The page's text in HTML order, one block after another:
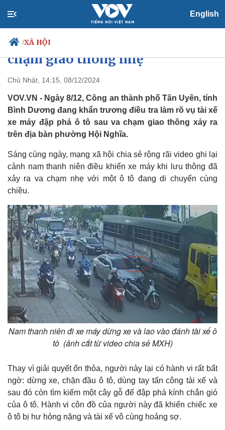
English
/XÃ HỘI
Chính trị
Đảng
Tổ chức nhân sự
Quốc hội
Nhận diện sự thật
Xã hội
Tin 24h
Dự báo thời tiết
Giáo dục
Việc làm
Biển đảo
Multimedia
Tài xế xe máy ở Bình Dương
hành hung, đập phá ô tô sau va
chạm giao thông nhẹ
Chủ Nhật, 14:15, 08/12/2024
VOV.VN - Ngày 8/12, Công an thành phố Tân Uyên, tỉnh
Bình Dương đang khẩn trương điều tra làm rõ vụ tài xế
xe máy đập phá ô tô sau va chạm giao thông xảy ra
trên địa bàn phường Hội Nghĩa.
Sáng cùng ngày, mạng xã hội chia sẻ rộng rãi video ghi lại
cảnh nam thanh niên điều khiển xe máy khi lưu thông đã
xảy ra va chạm nhẹ với một ô tô đang di chuyển cùng
chiều.
Nam thanh niên đi xe máy dừng xe và lao vào đánh tài xế ô
tô (ảnh cắt từ video chia sẻ MXH)
Thay vì giải quyết ổn thỏa, người này lại có hành vi rất bất
ngờ: dừng xe, chặn đầu ô tô, dùng tay tấn công tài xế và
sau đó còn tìm kiếm một cây gỗ để đập phá kính chắn gió
của ô tô. Hành vi côn đồ của người này đã khiến chiếc xe
ô tô bị hư hỏng nặng và tài xế vô cùng hoảng sợ.